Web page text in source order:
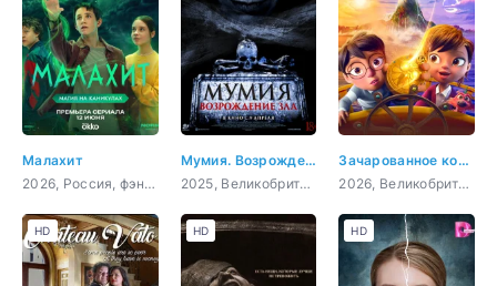
Малахит
2026, Россия, фэнтези, приключения, семейный
Мумия. Возрождение зла
2025, Великобритания, ужасы
Зачарованное королевство
2026, Великобритания, США, Индия, мультфильм, фэнтези, семейный
HD HD HD